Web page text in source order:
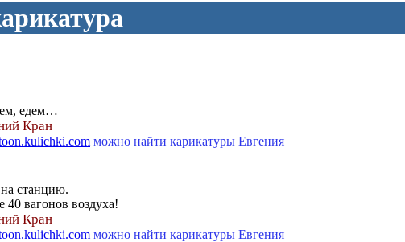
едем…
Кран
можно найти карикатуры Евгения
станцию.
вагонов воздуха!
Кран
можно найти карикатуры Евгения